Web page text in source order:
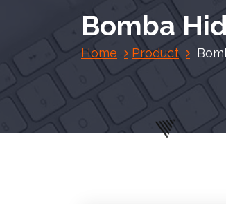
Bomba
Home Product